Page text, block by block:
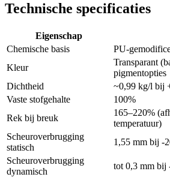
Technische specificaties
Eigenschap
Chemische basis
PU-
Kleur
Transparant
pigmentopties
Dichtheid
~0,99 kg/l bij
Vaste stofgehalte
100%
Rek bij breuk
165–220%
temperatuur)
Scheuroverbrugging
statisch
1,55 mm bij -
Scheuroverbrugging
dynamisch
tot 0,3 mm bij